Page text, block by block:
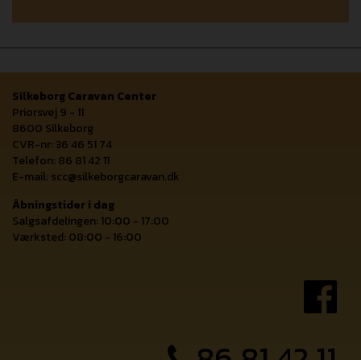
Silkeborg Caravan Center
Priorsvej 9 - 11
8600 Silkeborg
CVR-nr: 36 46 51 74
Telefon: 86 81 42 11
E-mail: scc@silkeborgcaravan.dk
Åbningstider i dag
Salgsafdelingen: 10:00 - 17:00
Værksted: 08:00 - 16:00